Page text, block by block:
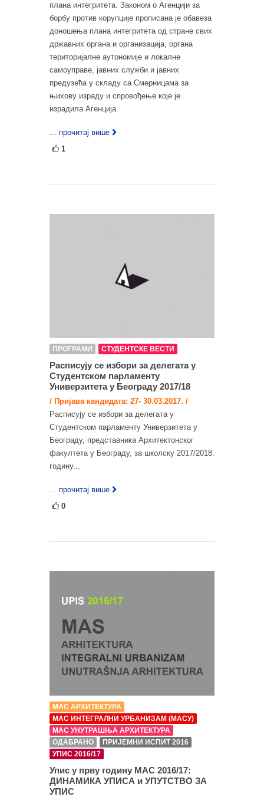
плана интегритета. Законом о Агенцији за
борбу против корупције прописана је обавеза
доношења плана интегритета од стране свих
државних органа и организација, органа
територијалне аутономије и локалне
самоуправе, јавних служби и јавних
предузећа у складу са Смерницама за
њихову израду и спровођење које је
израдила Агенција.
... прочитај више
1
ПРОГРАМИ СТУДЕНТСКЕ ВЕСТИ
Расписују се избори за делегата у
Студентском парламенту
Универзитета у Београду 2017/18
/ Пријава кандидата: 27- 30.03.2017. /
Расписују се избори за делегата у
Студентском парламенту Универзитета у
Београду, представника Архитектонског
факултета у Београду, за школску 2017/2018.
годину...
... прочитај више
0
МАС АРХИТЕКТУРА
МАС ИНТЕГРАЛНИ УРБАНИЗАМ (МАСУ)
МАС УНУТРАШЊА АРХИТЕКТУРА
ОДАБРАНО
ПРИЈЕМНИ ИСПИТ 2016
УПИС 2016/17
Упис у прву годину МАС 2016/17:
ДИНАМИКА УПИСА и УПУТСТВО ЗА
УПИС